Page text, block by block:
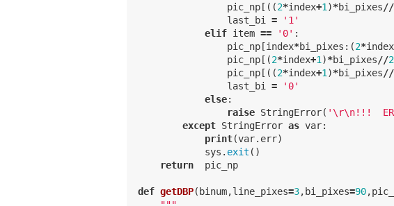
pic_np [((2*index+1 )*bi_pixes//
last_bi
=
'1'
elif item == '0' :
pic_np [index*bi_pixes :(2*index
pic_np [(2*index+1 )*bi_pixes//2
pic_np [((2*index+1 )*bi_pixes//
last_bi
=
'0'
else:
raise StringError( '\r\n!!!
except StringError as var:
print(var. err)
sys . exit ()
return
pic_np
def getDBP( binum,line_pixes=3, bi_pixes=90,